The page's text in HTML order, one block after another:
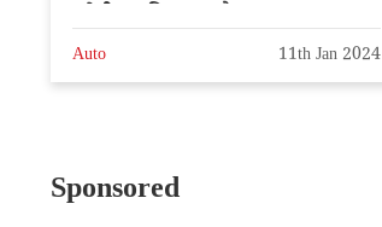
Auto 11th Jan 2024
Sponsored